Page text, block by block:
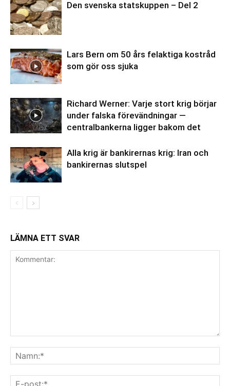
Den svenska statskuppen – Del 2
Lars Bern om 50 års felaktiga kostråd
som gör oss sjuka
Richard Werner: Varje stort krig börjar
under falska förevändningar —
centralbankerna ligger bakom det
Alla krig är bankirernas krig: Iran och
bankirernas slutspel
LÄMNA ETT SVAR